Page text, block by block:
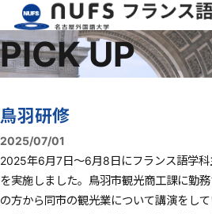
PICK UP
鳥羽研修
2025/07/01
2025年6月7日〜6月8日にフランス語学科
を実施しました。鳥羽市観光商工課に勤
の方から同市の観光業について講演をし